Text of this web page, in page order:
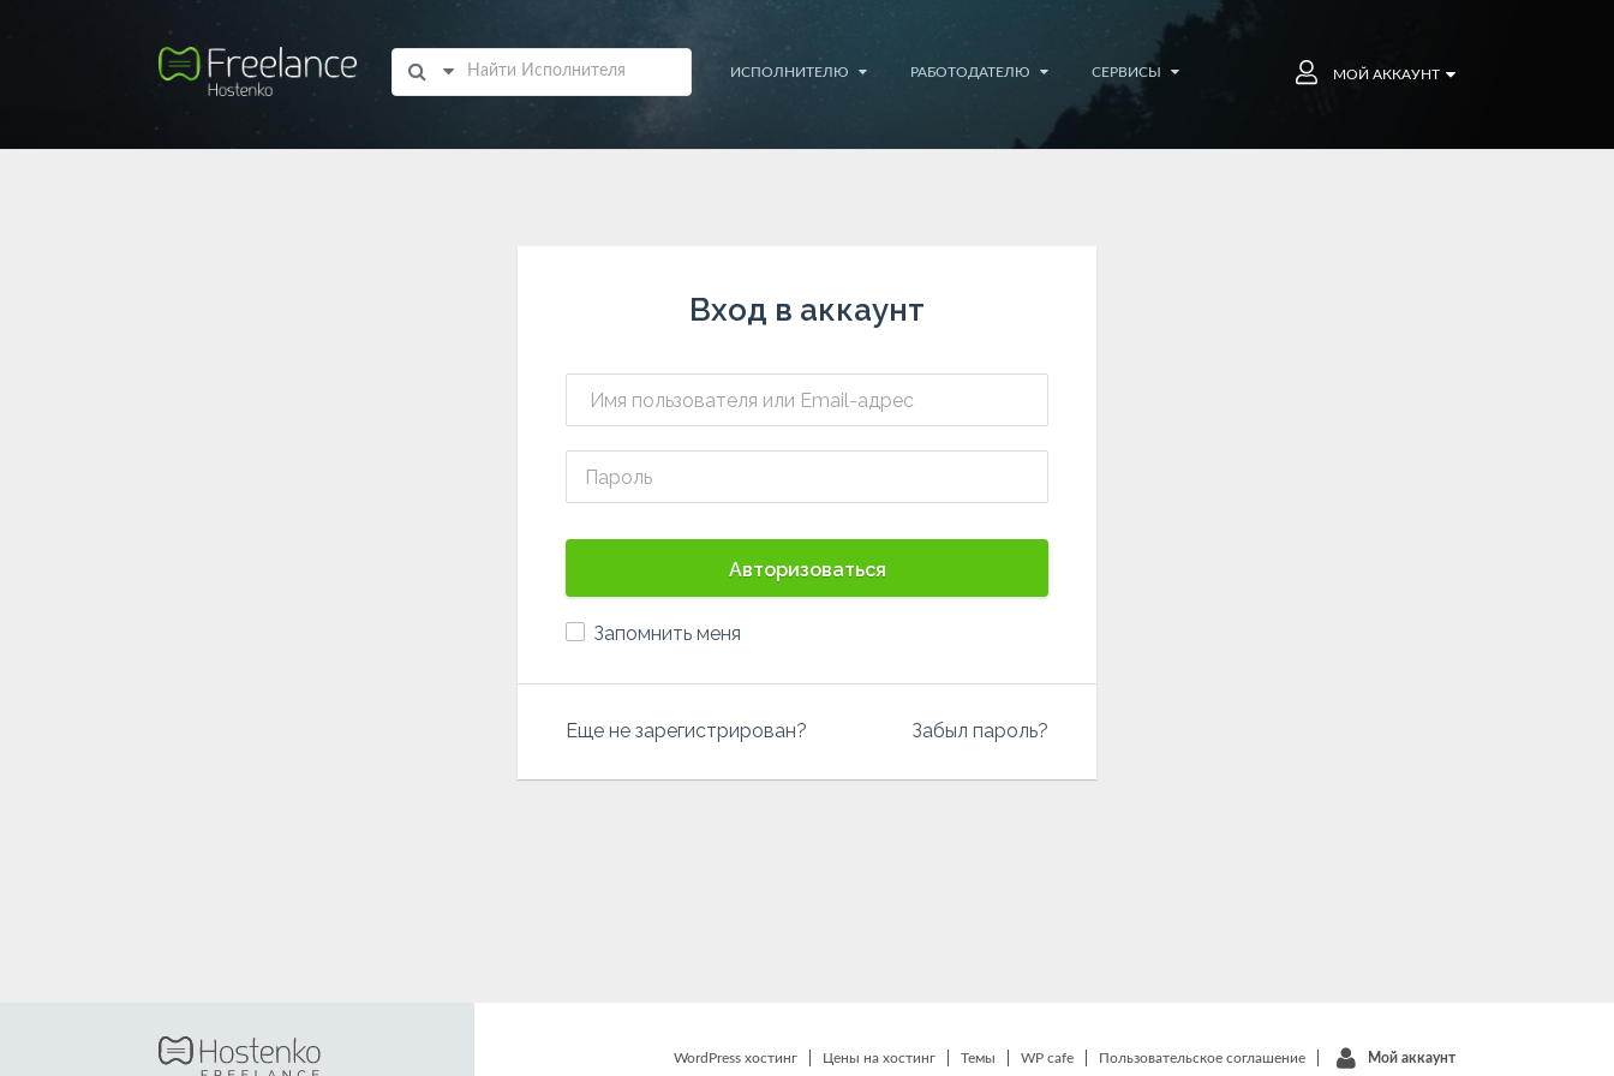
ИСПОЛНИТЕЛЮ РАБОТОДАТЕЛЮ СЕРВИСЫ МОЙ АККАУНТ
Вход в аккаунт
Авторизоваться
Запомнить меня
Еще не зарегистрирован? Забыл пароль?
WordPress хостинг Цены на хостинг Темы WP cafe Пользовательское соглашение Мой аккаунт